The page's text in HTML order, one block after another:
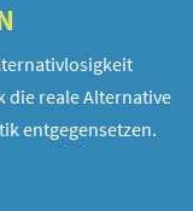
die reale Alternative
entgegensetzen.